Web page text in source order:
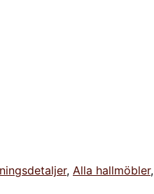
, Alla hallmöbler,